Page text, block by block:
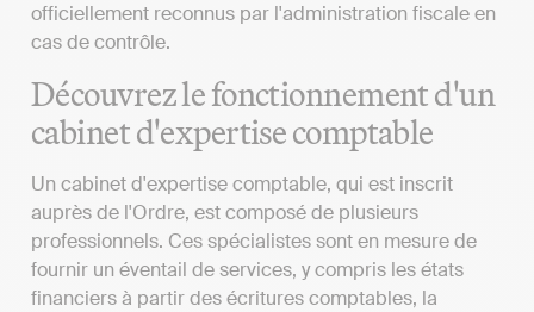
officiellement reconnus par l'administration fiscale en
cas de contrôle.
Découvrez le fonctionnement d'un
cabinet d'expertise comptable
Un cabinet d'expertise comptable, qui est inscrit
auprès de l'Ordre, est composé de plusieurs
professionnels. Ces spécialistes sont en mesure de
fournir un éventail de services, y compris les états
financiers à partir des écritures comptables, la